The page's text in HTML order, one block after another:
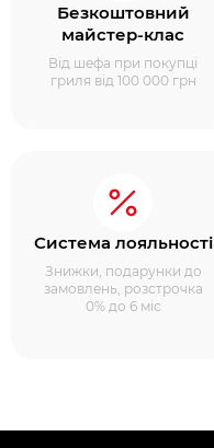
Безкоштовний
майстер-клас
Від шефа при покупці
гриля від 100 000 грн
Система лояльності
Знижки, подарунки до
замовлень, розстрочка
0% до 6 міс